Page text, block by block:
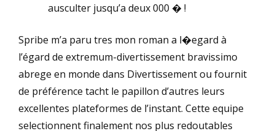
ausculter jusqu’a deux 000 � !
Spribe m’a paru tres mon roman a l�egard à
l’égard de extremum-divertissement bravissimo
abrege en monde dans Divertissement ou fournit
de préférence tacht le papillon d’autres leurs
excellentes plateformes de l’instant. Cette equipe
selectionnent finalement nos plus redoutables